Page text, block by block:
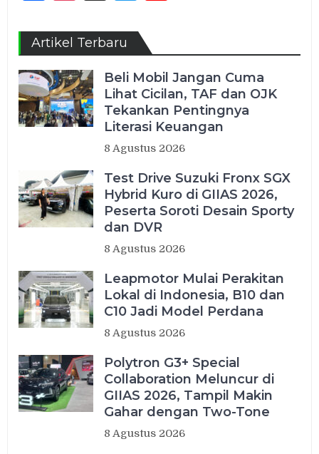
Artikel Terbaru
Beli Mobil Jangan Cuma
Lihat Cicilan, TAF dan OJK
Tekankan Pentingnya
Literasi Keuangan
8 Agustus 2026
Test Drive Suzuki Fronx SGX
Hybrid Kuro di GIIAS 2026,
Peserta Soroti Desain Sporty
dan DVR
8 Agustus 2026
Leapmotor Mulai Perakitan
Lokal di Indonesia, B10 dan
C10 Jadi Model Perdana
8 Agustus 2026
Polytron G3+ Special
Collaboration Meluncur di
GIIAS 2026, Tampil Makin
Gahar dengan Two-Tone
8 Agustus 2026